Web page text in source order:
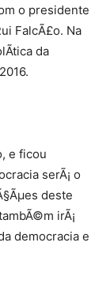
o presidente
FalcÃ£o. Na
da
e ficou
serÃ¡ o
deste
irÃ¡
democracia e